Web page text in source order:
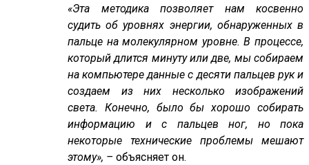
«Эта методика позволяет нам косвенно
судить об уровнях энергии, обнаруженных в
пальце на молекулярном уровне. В процессе,
который длится минуту или две, мы собираем
на компьютере данные с десяти пальцев рук и
создаем из них несколько изображений
света. Конечно, было бы хорошо собирать
информацию и с пальцев ног, но пока
некоторые технические проблемы мешают
этому», – объясняет он.